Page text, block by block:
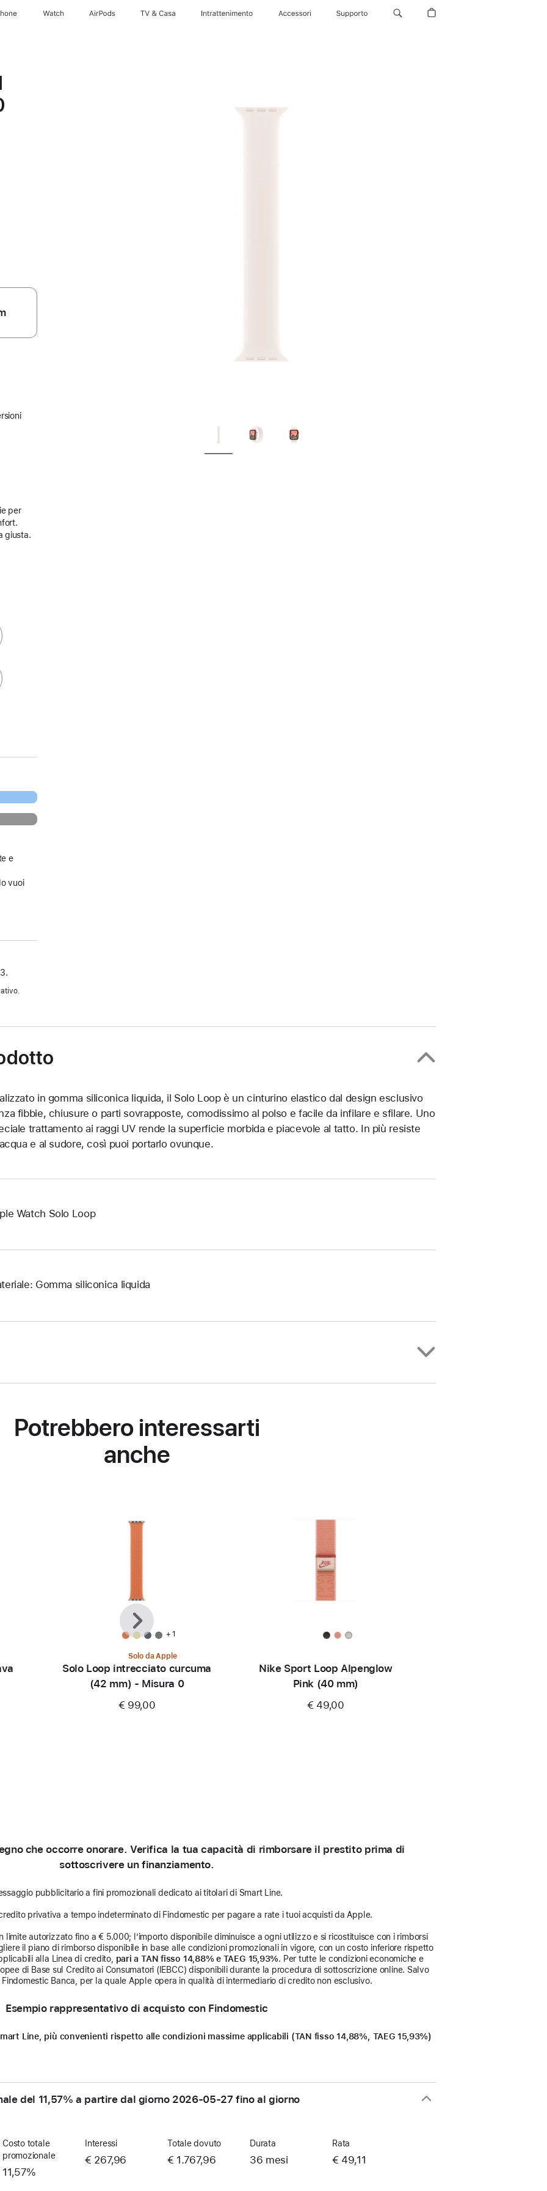
Watch AirPods TV & Casa Intrattenimento Accessori Supporto
per
giusta.
e
vuoi
in gomma siliconica liquida, il Solo Loop è un cinturino elastico dal design esclusivo
fibbie, chiusure o parti sovrapposte, comodissimo al polso e facile da infilare e sfilare. Uno
trattamento ai raggi UV rende la superficie morbida e piacevole al tatto. In più resiste
e al sudore, così puoi portarlo ovunque.
Watch Solo Loop
Gomma siliconica liquida
Potrebbero interessarti
anche
+ 1
Solo da Apple
Solo Loop intrecciato curcuma
(42 mm) - Misura 0
€ 99,00
Nike Sport Loop Alpenglow
Pink (40 mm)
€ 49,00
Precedente
Avanti
che occorre onorare. Verifica la tua capacità di rimborsare il prestito prima di
sottoscrivere un finanziamento.
pubblicitario a fini promozionali dedicato ai titolari di Smart Line.
privativa a tempo indeterminato di Findomestic per pagare a rate i tuoi acquisti da Apple.
limite autorizzato fino a € 5.000; l’importo disponibile diminuisce a ogni utilizzo e si ricostituisce con i rimborsi
il piano di rimborso disponibile in base alle condizioni promozionali in vigore, con un costo inferiore rispetto
alla Linea di credito, pari a TAN fisso 14,88% e TAEG 15,93%. Per tutte le condizioni economiche e
di Base sul Credito ai Consumatori (IEBCC) disponibili durante la procedura di sottoscrizione online. Salvo
Banca, per la quale Apple opera in qualità di intermediario di credito non esclusivo.
Esempio rappresentativo di acquisto con Findomestic
Line, più convenienti rispetto alle condizioni massime applicabili (TAN fisso 14,88%, TAEG 15,93%)
del 11,57% a partire dal giorno 2026-05-27fino al giorno
Costo totale
promozionale
11,57%
Interessi
€ 267,96
Totale dovuto
€ 1.767,96
Durata
36 mesi
Rata
€ 49,11